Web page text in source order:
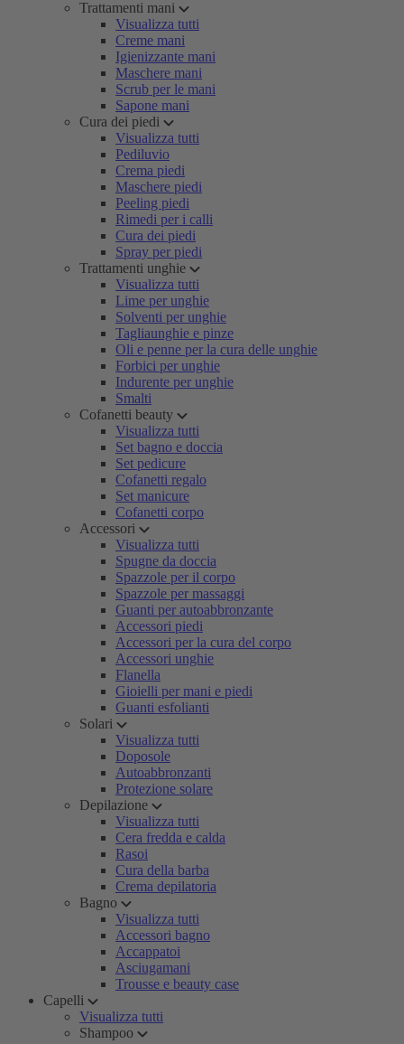
Trattamenti mani
Visualizza tutti
Creme mani
Igienizzante mani
Maschere mani
Scrub per le mani
Sapone mani
Cura dei piedi
Visualizza tutti
Pediluvio
Crema piedi
Maschere piedi
Peeling piedi
Rimedi per i calli
Cura dei piedi
Spray per piedi
Trattamenti unghie
Visualizza tutti
Lime per unghie
Solventi per unghie
Tagliaunghie e pinze
Oli e penne per la cura delle unghie
Forbici per unghie
Indurente per unghie
Smalti
Cofanetti beauty
Visualizza tutti
Set bagno e doccia
Set pedicure
Cofanetti regalo
Set manicure
Cofanetti corpo
Accessori
Visualizza tutti
Spugne da doccia
Spazzole per il corpo
Spazzole per massaggi
Guanti per autoabbronzante
Accessori piedi
Accessori per la cura del corpo
Accessori unghie
Flanella
Gioielli per mani e piedi
Guanti esfolianti
Solari
Visualizza tutti
Doposole
Autoabbronzanti
Protezione solare
Depilazione
Visualizza tutti
Cera fredda e calda
Rasoi
Cura della barba
Crema depilatoria
Bagno
Visualizza tutti
Accessori bagno
Accappatoi
Asciugamani
Trousse e beauty case
Capelli
Visualizza tutti
Shampoo